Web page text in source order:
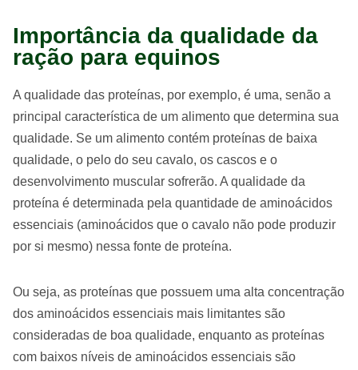
Importância da qualidade da
ração para equinos
A qualidade das proteínas, por exemplo, é uma, senão a
principal característica de um alimento que determina sua
qualidade. Se um alimento contém proteínas de baixa
qualidade, o pelo do seu cavalo, os cascos e o
desenvolvimento muscular sofrerão. A qualidade da
proteína é determinada pela quantidade de aminoácidos
essenciais (aminoácidos que o cavalo não pode produzir
por si mesmo) nessa fonte de proteína.
Ou seja, as proteínas que possuem uma alta concentração
dos aminoácidos essenciais mais limitantes são
consideradas de boa qualidade, enquanto as proteínas
com baixos níveis de aminoácidos essenciais são